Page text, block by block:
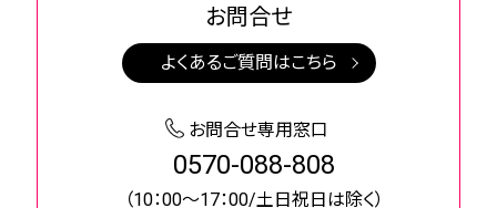
お問合せ
よくあるご質問はこちら
お問合せ専用窓口
0570-088-808
（10：00～17：00/土日祝日は除く）